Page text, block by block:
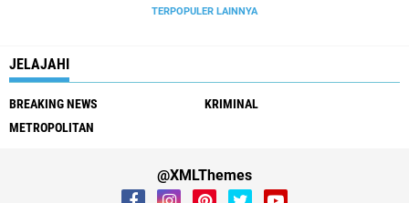
TERPOPULER LAINNYA
JELAJAHI
BREAKING NEWS
KRIMINAL
METROPOLITAN
@XMLThemes